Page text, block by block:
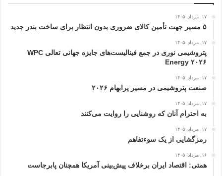
۱۷, مرداد, ۱۴۰۵
۵ مسیر جهت تأمین کالای ضروری بدون انتظار برای ساخت بندر جدید
۱۷, مرداد, ۱۴۰۵
پتروشیمی نوری در جمع فینالیست‌های جایزه جهانی تعالی WPC
Energy ۲۰۲۶
۱۷, مرداد, ۱۴۰۵
صنعت پتروشیمی در مسیر پرابهام ۲۰۲۶
۱۷, مرداد, ۱۴۰۵
به احترام آنان که روشنایی را روایت می‌کنند
۱۷, مرداد, ۱۴۰۵
رمزگشایی از یک سوءتفاهم
۱۶, مرداد, ۱۴۰۵
همتی: اقتصاد ایران برخلاف پیش‌بینی آمریکا همچنان پابرجاست